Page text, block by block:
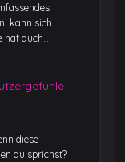
kann sich
auch…
diese
du sprichst?